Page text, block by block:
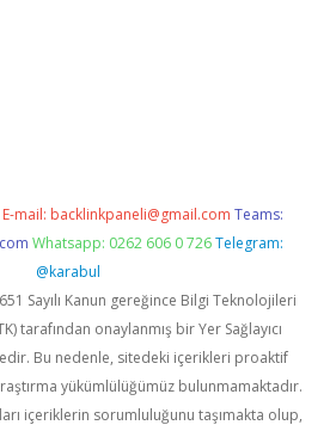
E-mail: backlinkpaneli@gmail.com Teams:
Whatsapp: 0262 606 0 726 Telegram:
@karabul
Sayılı Kanun gereğince Bilgi Teknolojileri
tarafından onaylanmış bir Yer Sağlayıcı
Bu nedenle, sitedeki içerikleri proaktif
yükümlülüğümüz bulunmamaktadır.
içeriklerin sorumluluğunu taşımakta olup,